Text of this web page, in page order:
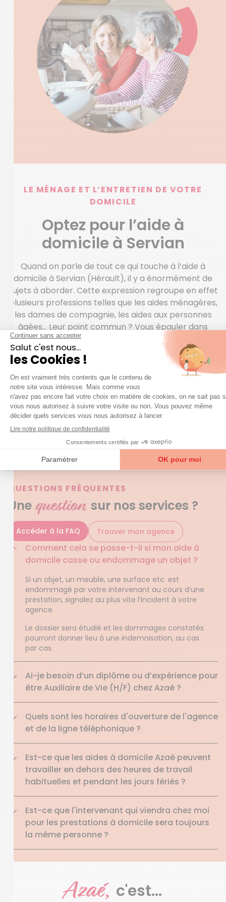
LE MÉNAGE ET L’ENTRETIEN DE VOTRE
DOMICILE
Optez pour l’aide à
domicile à Servian
Quand on parle de tout ce qui touche à l’aide à
domicile à Servian (Hérault), il y a énormément de
sujets à aborder. Cette expression regroupe en effet
plusieurs professions telles que les aides ménagères,
les dames de compagnie, les aides aux personnes
âgées… Leur point commun ? Vous épauler dans
votre organisation ou apporter une aide précieuse
aux personnes en perte d’autonomie. Et les tarifs ?
Pour les personnes âgées ou en situation de
handicap, différentes aides s’appliquent aux services
d’aide à domicile. Avec Azaé, vous avez droit à un
crédit d’impôt qui représente 50% du montant
facturé. Sans oublier le paiement par CESU
préfinancé qui peut être cofinancé par un comité
social et économique, une mutuelle, une société…
QUESTIONS FRÉQUENTES
Une question sur nos services ?
Accéder à la FAQ Trouver mon agence
Comment cela se passe-t-il si mon aide à
domicile casse ou endommage un objet ?
Si un objet, un meuble, une surface etc. est
endommagé par votre intervenant au cours d’une
prestation, signalez au plus vite l’incident à votre
agence.
Le dossier sera étudié et les dommages constatés
pourront donner lieu à une indemnisation, au cas
par cas.
Ai-je besoin d’un diplôme ou d’expérience pour
être Auxiliaire de Vie (H/F) chez Azaé ?
Quels sont les horaires d'ouverture de l'agence
et de la ligne téléphonique ?
Est-ce que les aides à domicile Azaé peuvent
travailler en dehors des heures de travail
habituelles et pendant les jours fériés ?
Est-ce que l'intervenant qui viendra chez moi
pour les prestations à domicile sera toujours
la même personne ?
Azaé, c'est...